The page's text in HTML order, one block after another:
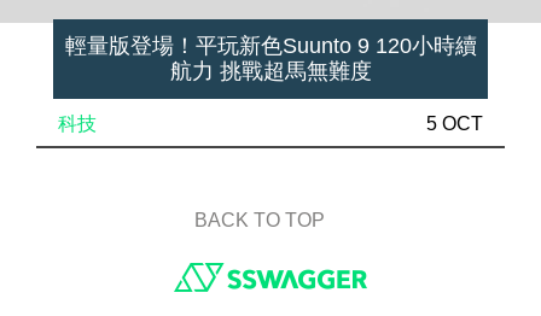
輕量版登場！平玩新色Suunto 9 120小時續
航力 挑戰超馬無難度
科技 5 OCT
BACK TO TOP